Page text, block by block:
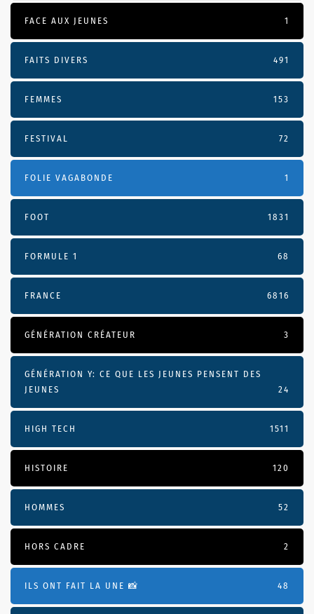
FACE AUX JEUNES 1
FAITS DIVERS 491
FEMMES 153
FESTIVAL 72
FOLIE VAGABONDE 1
FOOT 1831
FORMULE 1 68
FRANCE 6816
GÉNÉRATION CRÉATEUR 3
GÉNÉRATION Y: CE QUE LES JEUNES PENSENT DES
JEUNES
24
HIGH TECH 1511
HISTOIRE 120
HOMMES 52
HORS CADRE 2
ILS ONT FAIT LA UNE 📸 48